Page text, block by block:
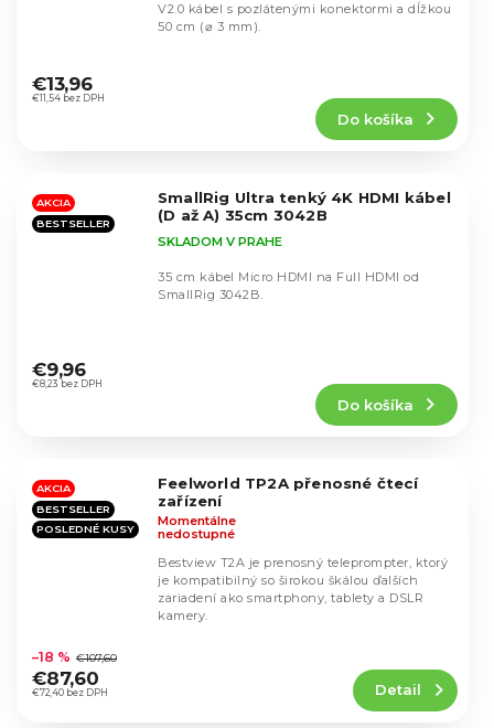
hodnotenie
produktu
hviezdičiek.
€11,54 bez DPH
€13,96
Do košíka
V2.0 kábel s pozlátenými konektormi a dĺžkou
50 cm (⌀ 3 mm).
AKCIA
BESTSELLER
SmallRig Ultra tenký 4K HDMI kábel
(D až A) 35cm 3042B
hodnotenie
produktu
hviezdičiek.
SKLADOM V PRAHE
€8,23 bez DPH
€9,96
Do košíka
35 cm kábel Micro HDMI na Full HDMI od
SmallRig 3042B.
AKCIA
BESTSELLER
POSLEDNÉ KUSY
Feelworld TP2A přenosné čtecí
zařízení
hodnotenie
produktu
je
Momentálne
nedostupné
€72,40 bez DPH
–18 % €107,60
€87,60 Detail
Bestview T2A je prenosný teleprompter, ktorý
je kompatibilný so širokou škálou ďalších
zariadení ako smartphony, tablety a DSLR
kamery.